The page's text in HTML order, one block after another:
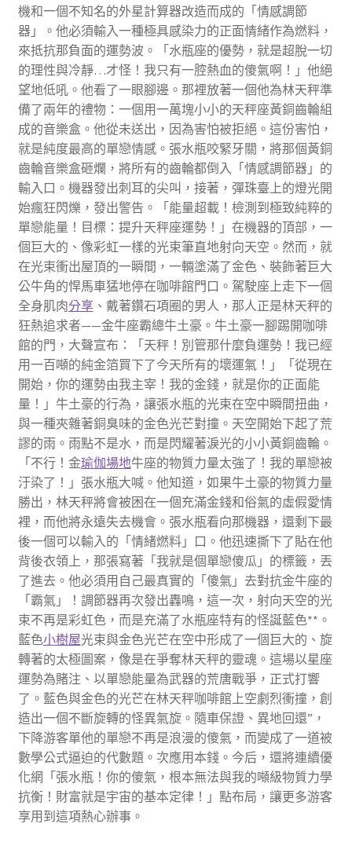
機和一個不知名的外星計算器改造而成的「情感調節
器」。他必須輸入一種極具感染力的正面情緒作為燃料，
來抵抗那負面的運勢波。「水瓶座的優勢，就是超脫一切
的理性與冷靜…才怪！我只有一腔熱血的傻氣啊！」他絕
望地低吼。他看了一眼腳邊。那裡放著一個他為林天秤準
備了兩年的禮物：一個用一萬塊小小的天秤座黃銅齒輪組
成的音樂盒。他從未送出，因為害怕被拒絕。這份害怕，
就是純度最高的單戀情感。張水瓶咬緊牙關，將那個黃銅
齒輪音樂盒砸爛，將所有的齒輪都倒入「情感調節器」的
輸入口。機器發出刺耳的尖叫，接著，彈珠臺上的燈光開
始瘋狂閃爍，發出警告。「能量超載！檢測到極致純粹的
單戀能量！目標：提升天秤座運勢！」在機器的頂部，一
個巨大的、像彩虹一樣的光束筆直地射向天空。然而，就
在光束衝出屋頂的一瞬間，一輛塗滿了金色、裝飾著巨大
公牛角的悍馬車猛地停在咖啡館門口。駕駛座上走下一個
全身肌肉分享、戴著鑽石項圈的男人，那人正是林天秤的
狂熱追求者——金牛座霸總牛土豪。牛土豪一腳踢開咖啡
館的門，大聲宣布：「天秤！別管那什麼負運勢！我已經
用一百噸的純金箔買下了今天所有的壞運氣！」「從現在
開始，你的運勢由我主宰！我的金錢，就是你的正面能
量！」牛土豪的行為，讓張水瓶的光束在空中瞬間扭曲，
與一種夾雜著銅臭味的金色光芒對撞。天空開始下起了荒
謬的雨。雨點不是水，而是閃耀著淚光的小小黃銅齒輪。
「不行！金瑜伽場地牛座的物質力量太強了！我的單戀被
汙染了！」張水瓶大喊。他知道，如果牛土豪的物質力量
勝出，林天秤將會被困在一個充滿金錢和俗氣的虛假愛情
裡，而他將永遠失去機會。張水瓶看向那機器，還剩下最
後一個可以輸入的「情緒燃料」口。他迅速撕下了貼在他
背後衣領上，那張寫著「我就是個單戀傻瓜」的標籤，丟
了進去。他必須用自己最真實的「傻氣」去對抗金牛座的
「霸氣」！調節器再次發出轟鳴，這一次，射向天空的光
束不再是彩虹色，而是充滿了水瓶座特有的怪誕藍色**。
藍色小樹屋光束與金色光芒在空中形成了一個巨大的、旋
轉著的太極圖案，像是在爭奪林天秤的靈魂。這場以星座
運勢為賭注、以單戀能量為武器的荒唐戰爭，正式打響
了。藍色與金色的光芒在林天秤咖啡館上空劇烈衝撞，創
造出一個不斷旋轉的怪異氣旋。隨車保證、異地回還”，
下降游客單他的單戀不再是浪漫的傻氣，而變成了一道被
數學公式逼迫的代數題。次應用本錢。今后，還將連續優
化網「張水瓶！你的傻氣，根本無法與我的噸級物質力學
抗衡！財富就是宇宙的基本定律！」點布局，讓更多游客
享用到這項熱心辦事。